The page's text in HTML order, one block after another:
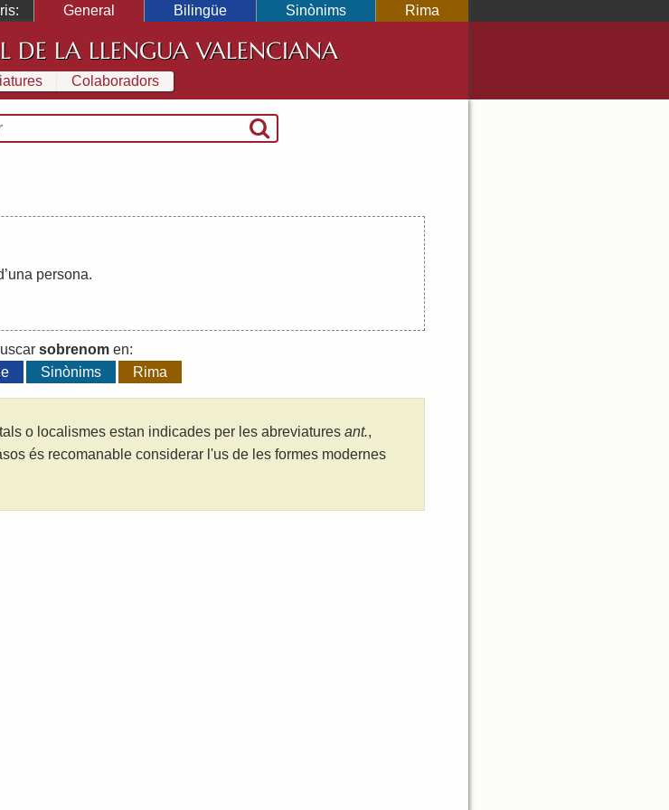
General Bilingüe Sinònims Rima
DE LA LLENGUA VALENCIANA
Colaboradors
’una persona.
sobrenom en:
Sinònims Rima
o localismes estan indicades per les abreviatures ant.,
és recomanable considerar l'us de les formes modernes